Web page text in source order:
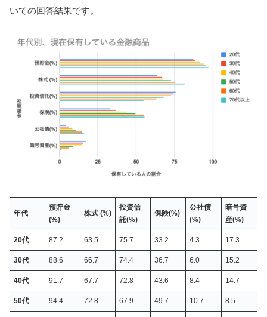
いての回答結果です。
年代
預貯金
(%)
株式 (%)
投資信
託(%)
保険(%)
公社債
(%)
暗号資
産(%)
20代 87.2 63.5 75.7 33.2 4.3 17.3
30代 88.6 66.7 74.4 36.7 6.0 15.2
40代 91.7 67.7 72.8 43.6 8.4 14.7
50代 94.4 72.8 67.9 49.7 10.7 8.5